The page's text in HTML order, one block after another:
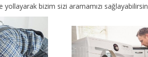
bizim sizi aramamızı